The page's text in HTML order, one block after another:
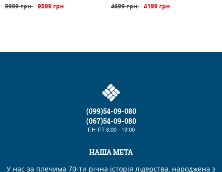
9999 грн 9599 грн 4699 грн 4199 грн
(099)54-09-080
(067)54-09-080
ПН-ПТ8:00 - 19:00
НАША МЕТА
У нас за плечима 70-ти річна історія лідерства, народжена з